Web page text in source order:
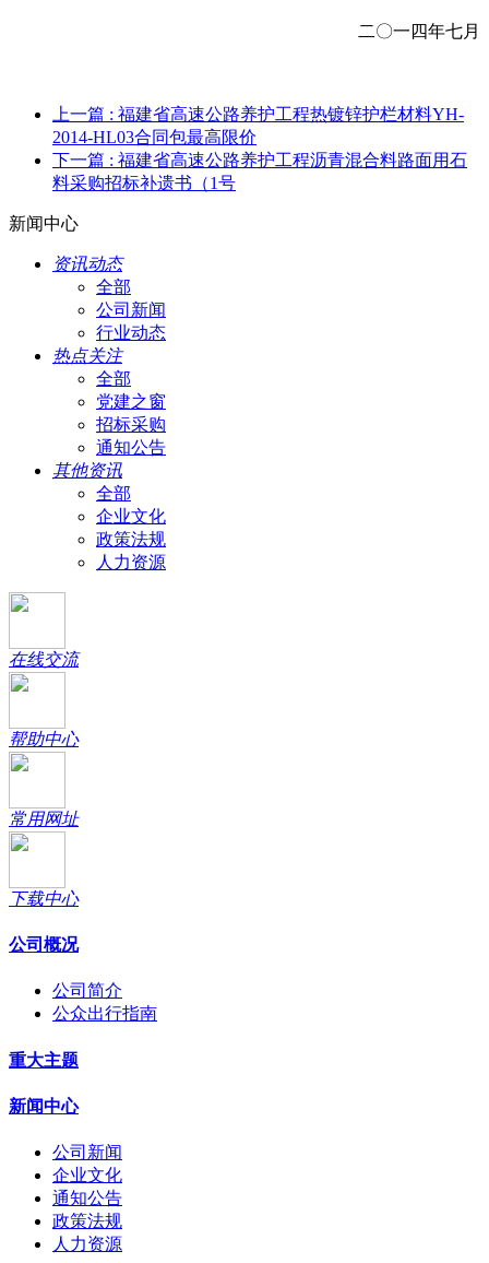
二〇一四年七月
上一篇 : 福建省高速公路养护工程热镀锌护栏材料YH-
2014-HL03合同包最高限价
下一篇 : 福建省高速公路养护工程沥青混合料路面用石
料采购招标补遗书（1号
新闻中心
资讯动态
全部
公司新闻
行业动态
热点关注
全部
党建之窗
招标采购
通知公告
其他资讯
全部
企业文化
政策法规
人力资源
在线交流
帮助中心
常用网址
下载中心
公司概况
公司简介
公众出行指南
重大主题
新闻中心
公司新闻
企业文化
通知公告
政策法规
人力资源